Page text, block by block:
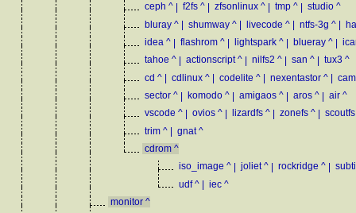
ceph ^ | f2fs ^ | zfsonlinux ^ | tmp ^ | studio ^
bluray ^ | shumway ^ | livecode ^ | ntfs-3g ^ |
idea ^ | flashrom ^ | lightspark ^ | blueray ^ |
tahoe ^ | actionscript ^ | nilfs2 ^ | san ^ | tux3 ^
cd ^ | cdlinux ^ | codelite ^ | nexentastor ^ | cam
sector ^ | komodo ^ | amigaos ^ | aros ^ | air ^
vscode ^ | ovios ^ | lizardfs ^ | zonefs ^ | scoutfs
trim ^ | gnat ^
cdrom ^
iso_image ^ | joliet ^ | rockridge ^ |
udf ^ | iec ^
monitor ^